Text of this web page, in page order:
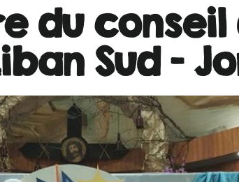
du conseil
Sud -